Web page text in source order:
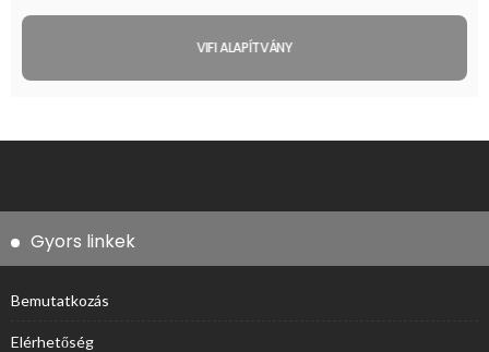
VIFI ALAPÍTVÁNY
Gyors linkek
Bemutatkozás
Elérhetőség